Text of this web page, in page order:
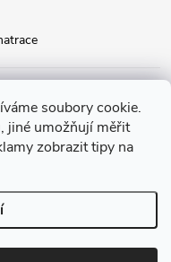
soubory cookie.
jiné umožňují měřit
zobrazit tipy na
práva vyhrazena.Upravit